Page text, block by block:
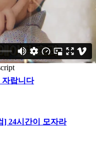
자랍니다
] 24시간이 모자라